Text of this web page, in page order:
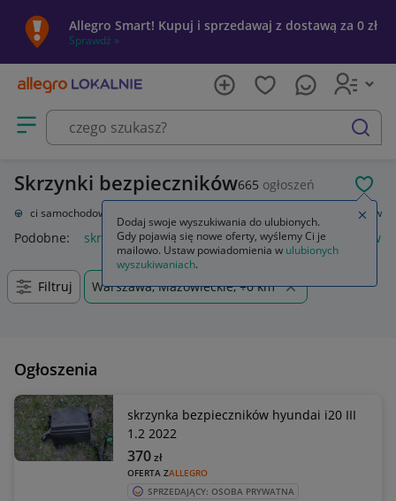
Allegro Smart! Kupuj i sprzedawaj z dostawą za 0 zł
Sprawdź »
Otwórz menu z kategoriami
szukaj
Skrzynki bezpieczników665 ogłoszeń
Części samochodowe Skrzynki bezpieczników
Podobne: skrzynka bezpieczników skrzynka bezpieczników
Filtruj Warszawa, Mazowieckie, +0 km
Ogłoszenia
skrzynka bezpieczników hyundai i20 III
1.2 2022
OFERTA ZALLEGRO
370zł
SPRZEDAJĄCY: OSOBA PRYWATNA
Dodaj swoje wyszukiwania do ulubionych.
Gdy pojawią się nowe oferty, wyślemy Ci je
mailowo. Ustaw powiadomienia w ulubionych
wyszukiwaniach.